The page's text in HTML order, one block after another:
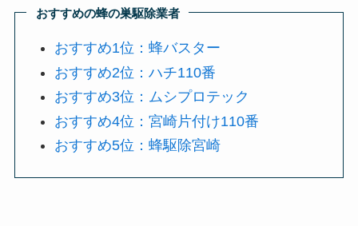
おすすめの蜂の巣駆除業者
おすすめ1位：蜂バスター
おすすめ2位：ハチ110番
おすすめ3位：ムシプロテック
おすすめ4位：宮崎片付け110番
おすすめ5位：蜂駆除宮崎